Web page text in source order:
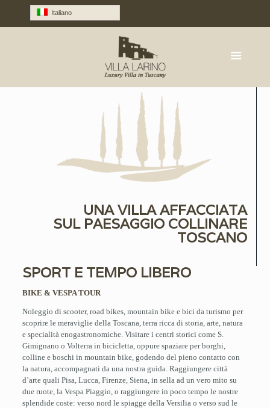
Italiano
UNA VILLA AFFACCIATA
SUL PAESAGGIO COLLINARE
TOSCANO
SPORT E TEMPO LIBERO
BIKE & VESPA TOUR
Noleggio di scooter, road bikes, mountain bike e bici da turismo per
scoprire le meraviglie della Toscana, terra ricca di storia, arte, natura
e specialità enogastronomiche. Visitare i centri storici come S.
Gimignano o Volterra in bicicletta, oppure spaziare per borghi,
colline e boschi in mountain bike, godendo del pieno contatto con
la natura, accompagnati da una nostra guida. Raggiungere città
d’arte quali Pisa, Lucca, Firenze, Siena, in sella ad un vero mito su
due ruote, la Vespa Piaggio, o raggiungere in poco tempo le nostre
splendide coste: verso nord le spiagge della Versilia o verso sud le